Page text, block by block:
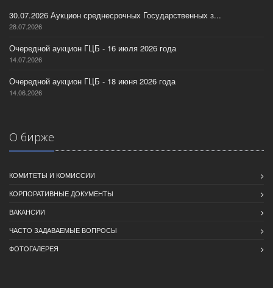
30.07.2026 Аукцион среднесрочных Государственных з...
28.07.2026
Очередной аукцион ГЦБ - 16 июля 2026 года
14.07.2026
Очередной аукцион ГЦБ - 18 июня 2026 года
14.06.2026
О бирже
КОМИТЕТЫ И КОМИССИИ
КОРПОРАТИВНЫЕ ДОКУМЕНТЫ
ВАКАНСИИ
ЧАСТО ЗАДАВАЕМЫЕ ВОПРОСЫ
ФОТОГАЛЕРЕЯ